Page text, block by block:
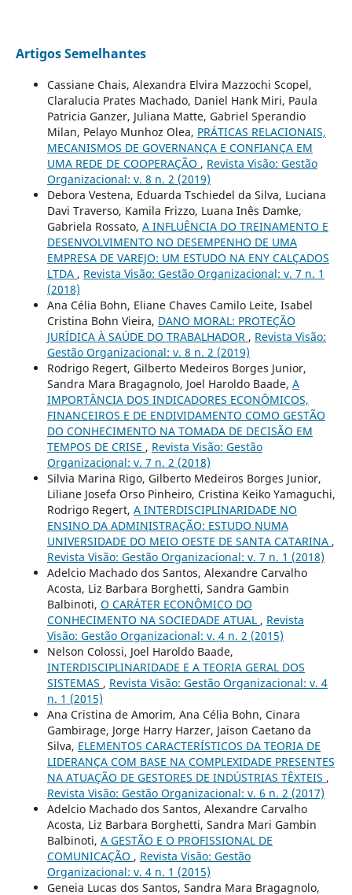
Artigos Semelhantes
Cassiane Chais, Alexandra Elvira Mazzochi Scopel,
Claralucia Prates Machado, Daniel Hank Miri, Paula
Patricia Ganzer, Juliana Matte, Gabriel Sperandio
Milan, Pelayo Munhoz Olea, PRÁTICAS RELACIONAIS,
MECANISMOS DE GOVERNANÇA E CONFIANÇA EM
UMA REDE DE COOPERAÇÃO , Revista Visão: Gestão
Organizacional: v. 8 n. 2 (2019)
Debora Vestena, Eduarda Tschiedel da Silva, Luciana
Davi Traverso, Kamila Frizzo, Luana Inês Damke,
Gabriela Rossato, A INFLUÊNCIA DO TREINAMENTO E
DESENVOLVIMENTO NO DESEMPENHO DE UMA
EMPRESA DE VAREJO: UM ESTUDO NA ENY CALÇADOS
LTDA , Revista Visão: Gestão Organizacional: v. 7 n. 1
(2018)
Ana Célia Bohn, Eliane Chaves Camilo Leite, Isabel
Cristina Bohn Vieira, DANO MORAL: PROTEÇÃO
JURÍDICA À SAÚDE DO TRABALHADOR , Revista Visão:
Gestão Organizacional: v. 8 n. 2 (2019)
Rodrigo Regert, Gilberto Medeiros Borges Junior,
Sandra Mara Bragagnolo, Joel Haroldo Baade, A
IMPORTÂNCIA DOS INDICADORES ECONÔMICOS,
FINANCEIROS E DE ENDIVIDAMENTO COMO GESTÃO
DO CONHECIMENTO NA TOMADA DE DECISÃO EM
TEMPOS DE CRISE , Revista Visão: Gestão
Organizacional: v. 7 n. 2 (2018)
Silvia Marina Rigo, Gilberto Medeiros Borges Junior,
Liliane Josefa Orso Pinheiro, Cristina Keiko Yamaguchi,
Rodrigo Regert, A INTERDISCIPLINARIDADE NO
ENSINO DA ADMINISTRAÇÃO: ESTUDO NUMA
UNIVERSIDADE DO MEIO OESTE DE SANTA CATARINA ,
Revista Visão: Gestão Organizacional: v. 7 n. 1 (2018)
Adelcio Machado dos Santos, Alexandre Carvalho
Acosta, Liz Barbara Borghetti, Sandra Gambin
Balbinoti, O CARÁTER ECONÔMICO DO
CONHECIMENTO NA SOCIEDADE ATUAL , Revista
Visão: Gestão Organizacional: v. 4 n. 2 (2015)
Nelson Colossi, Joel Haroldo Baade,
INTERDISCIPLINARIDADE E A TEORIA GERAL DOS
SISTEMAS , Revista Visão: Gestão Organizacional: v. 4
n. 1 (2015)
Ana Cristina de Amorim, Ana Célia Bohn, Cinara
Gambirage, Jorge Harry Harzer, Jaison Caetano da
Silva, ELEMENTOS CARACTERÍSTICOS DA TEORIA DE
LIDERANÇA COM BASE NA COMPLEXIDADE PRESENTES
NA ATUAÇÃO DE GESTORES DE INDÚSTRIAS TÊXTEIS ,
Revista Visão: Gestão Organizacional: v. 6 n. 2 (2017)
Adelcio Machado dos Santos, Alexandre Carvalho
Acosta, Liz Barbara Borghetti, Sandra Mari Gambin
Balbinoti, A GESTÃO E O PROFISSIONAL DE
COMUNICAÇÃO , Revista Visão: Gestão
Organizacional: v. 4 n. 1 (2015)
Geneia Lucas dos Santos, Sandra Mara Bragagnolo,